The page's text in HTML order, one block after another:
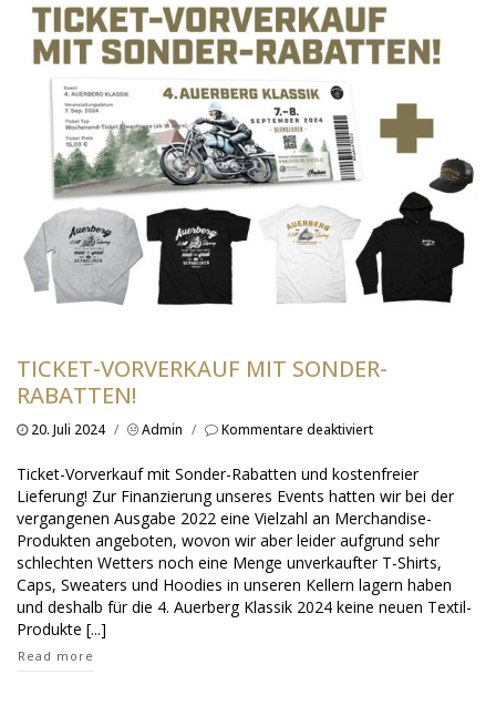
TICKET-VORVERKAUF MIT SONDER-
RABATTEN!
20. Juli 2024 / Admin / Kommentare deaktiviertfür
Vorverkauf
mit
Sonder-
Rabatten!
Ticket-Vorverkauf mit Sonder-Rabatten und kostenfreier
Lieferung! Zur Finanzierung unseres Events hatten wir bei der
vergangenen Ausgabe 2022 eine Vielzahl an Merchandise-
Produkten angeboten, wovon wir aber leider aufgrund sehr
schlechten Wetters noch eine Menge unverkaufter T-Shirts,
Caps, Sweaters und Hoodies in unseren Kellern lagern haben
und deshalb für die 4. Auerberg Klassik 2024 keine neuen Textil-
Produkte [...]
Read more